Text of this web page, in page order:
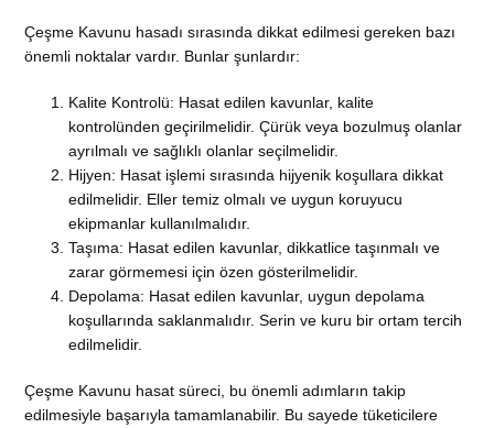
Çeşme Kavunu hasadı sırasında dikkat edilmesi gereken bazı
önemli noktalar vardır. Bunlar şunlardır:
Kalite Kontrolü: Hasat edilen kavunlar, kalite
kontrolünden geçirilmelidir. Çürük veya bozulmuş olanlar
ayrılmalı ve sağlıklı olanlar seçilmelidir.
Hijyen: Hasat işlemi sırasında hijyenik koşullara dikkat
edilmelidir. Eller temiz olmalı ve uygun koruyucu
ekipmanlar kullanılmalıdır.
Taşıma: Hasat edilen kavunlar, dikkatlice taşınmalı ve
zarar görmemesi için özen gösterilmelidir.
Depolama: Hasat edilen kavunlar, uygun depolama
koşullarında saklanmalıdır. Serin ve kuru bir ortam tercih
edilmelidir.
Çeşme Kavunu hasat süreci, bu önemli adımların takip
edilmesiyle başarıyla tamamlanabilir. Bu sayede tüketicilere